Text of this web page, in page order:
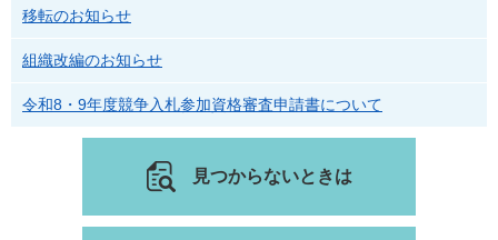
移転のお知らせ
組織改編のお知らせ
令和8・9年度競争入札参加資格審査申請書について
見つからないときは